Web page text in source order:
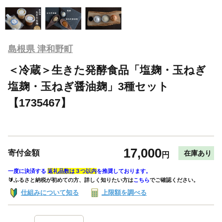
島根県 津和野町
＜冷蔵＞生きた発酵食品「塩麹・玉ねぎ
塩麹・玉ねぎ醤油麹」3種セット
【1735467】
寄付金額 17,000円 在庫あり
一度に決済する 返礼品数は３つ以内を推奨しております。
🔰ふるさと納税が初めての方、詳しく知りたい方はこちらでご確認ください。
仕組みについて知る 上限額を調べる